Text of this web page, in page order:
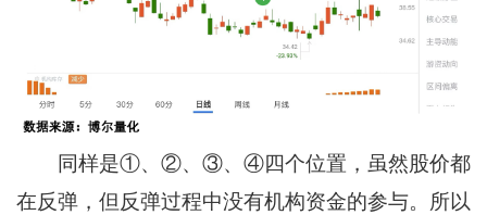
同样是①、②、③、④四个位置，虽然股价都
在反弹，但反弹过程中没有机构资金的参与。所以